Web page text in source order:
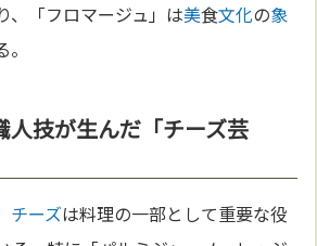
、「フロマージュ」は美食文化の象
人技が生んだ「チーズ芸
チーズは料理の一部として重要な役